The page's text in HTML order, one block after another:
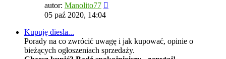
autor: Manolito77
05 paź 2020, 14:04
Kupuję diesla...
Porady na co zwrócić uwagę i jak kupować, opinie o
bieżących ogłoszeniach sprzedaży.